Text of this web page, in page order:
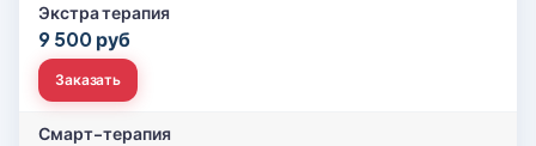
Экстра терапия
9 500 руб
Заказать
Смарт-терапия